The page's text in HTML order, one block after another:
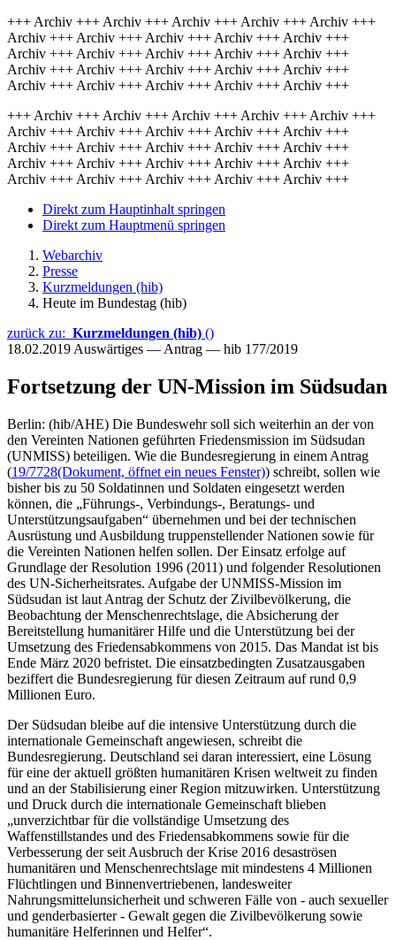
+++ Archiv +++ Archiv +++ Archiv +++ Archiv +++ Archiv +++
Archiv +++ Archiv +++ Archiv +++ Archiv +++ Archiv +++
Archiv +++ Archiv +++ Archiv +++ Archiv +++ Archiv +++
Archiv +++ Archiv +++ Archiv +++ Archiv +++ Archiv +++
Archiv +++ Archiv +++ Archiv +++ Archiv +++ Archiv +++
+++ Archiv +++ Archiv +++ Archiv +++ Archiv +++ Archiv +++
Archiv +++ Archiv +++ Archiv +++ Archiv +++ Archiv +++
Archiv +++ Archiv +++ Archiv +++ Archiv +++ Archiv +++
Archiv +++ Archiv +++ Archiv +++ Archiv +++ Archiv +++
Archiv +++ Archiv +++ Archiv +++ Archiv +++ Archiv +++
Direkt zum Hauptinhalt springen
Direkt zum Hauptmenü springen
Webarchiv
Presse
Kurzmeldungen (hib)
Heute im Bundestag (hib)
zurück zu: Kurzmeldungen (hib) ()
18.02.2019 Auswärtiges — Antrag — hib 177/2019
Fortsetzung der UN-Mission im Südsudan
Berlin: (hib/AHE) Die Bundeswehr soll sich weiterhin an der von
den Vereinten Nationen geführten Friedensmission im Südsudan
(UNMISS) beteiligen. Wie die Bundesregierung in einem Antrag
(19/7728(Dokument, öffnet ein neues Fenster)) schreibt, sollen wie
bisher bis zu 50 Soldatinnen und Soldaten eingesetzt werden
können, die „Führungs-, Verbindungs-, Beratungs- und
Unterstützungsaufgaben“ übernehmen und bei der technischen
Ausrüstung und Ausbildung truppenstellender Nationen sowie für
die Vereinten Nationen helfen sollen. Der Einsatz erfolge auf
Grundlage der Resolution 1996 (2011) und folgender Resolutionen
des UN-Sicherheitsrates. Aufgabe der UNMISS-Mission im
Südsudan ist laut Antrag der Schutz der Zivilbevölkerung, die
Beobachtung der Menschenrechtslage, die Absicherung der
Bereitstellung humanitärer Hilfe und die Unterstützung bei der
Umsetzung des Friedensabkommens von 2015. Das Mandat ist bis
Ende März 2020 befristet. Die einsatzbedingten Zusatzausgaben
beziffert die Bundesregierung für diesen Zeitraum auf rund 0,9
Millionen Euro.
Der Südsudan bleibe auf die intensive Unterstützung durch die
internationale Gemeinschaft angewiesen, schreibt die
Bundesregierung. Deutschland sei daran interessiert, eine Lösung
für eine der aktuell größten humanitären Krisen weltweit zu finden
und an der Stabilisierung einer Region mitzuwirken. Unterstützung
und Druck durch die internationale Gemeinschaft blieben
„unverzichtbar für die vollständige Umsetzung des
Waffenstillstandes und des Friedensabkommens sowie für die
Verbesserung der seit Ausbruch der Krise 2016 desaströsen
humanitären und Menschenrechtslage mit mindestens 4 Millionen
Flüchtlingen und Binnenvertriebenen, landesweiter
Nahrungsmittelunsicherheit und schweren Fälle von - auch sexueller
und genderbasierter - Gewalt gegen die Zivilbevölkerung sowie
humanitäre Helferinnen und Helfer“.